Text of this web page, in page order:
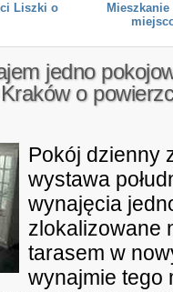
Liszki o
jedno
o
Pokój dzienny
wystawa
wynajęcia
zlokalizowane
tarasem w
wynajmie tego